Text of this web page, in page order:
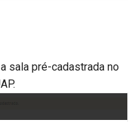
sala pré-cadastrada no